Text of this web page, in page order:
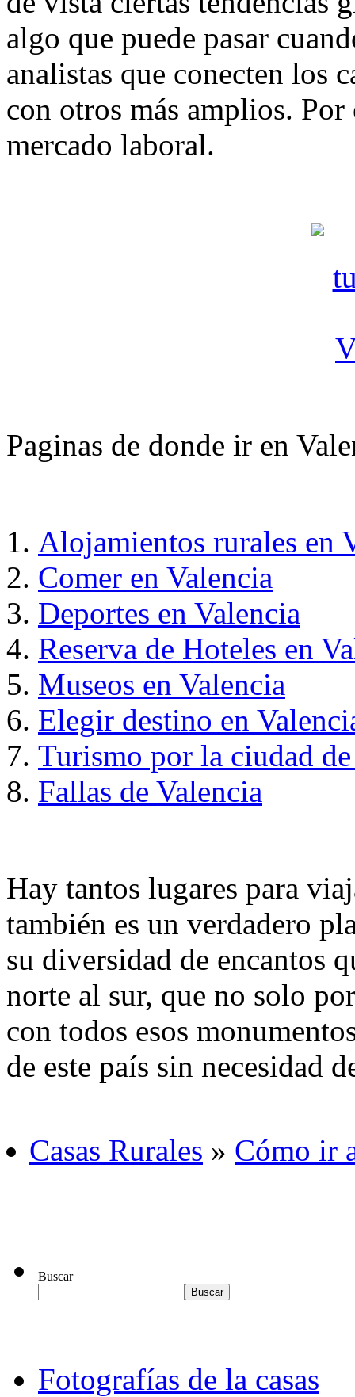
algo que puede pasar
analistas que conecten los
con otros más amplios.
mercado laboral.
Paginas de donde ir en
Alojamientos rurales en
Comer en Valencia
Deportes en Valencia
Reserva de Hoteles en
Museos en Valencia
Elegir destino en
Turismo por la ciudad
Fallas de Valencia
Hay tantos lugares para
también es un verdadero
su diversidad de encantos
norte al sur, que no solo
con todos esos
de este país sin necesidad
Casas Rurales » Cómo ir
Buscar
Fotografías de la casas